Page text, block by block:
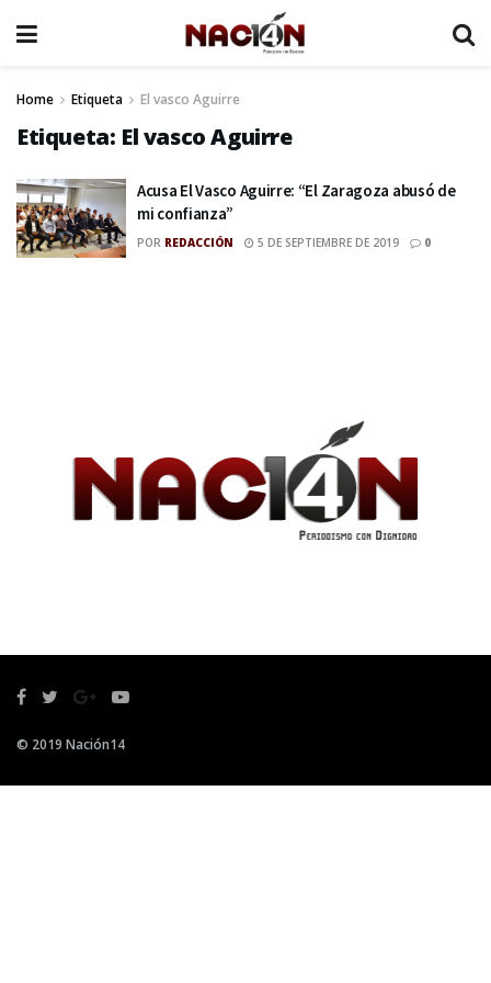
Home Etiqueta El vasco Aguirre
Etiqueta: El vasco Aguirre
Acusa El Vasco Aguirre: “El Zaragoza abusó de
mi confianza”
POR REDACCIÓN 5 DE SEPTIEMBRE DE 2019 0
© 2019 Nación14